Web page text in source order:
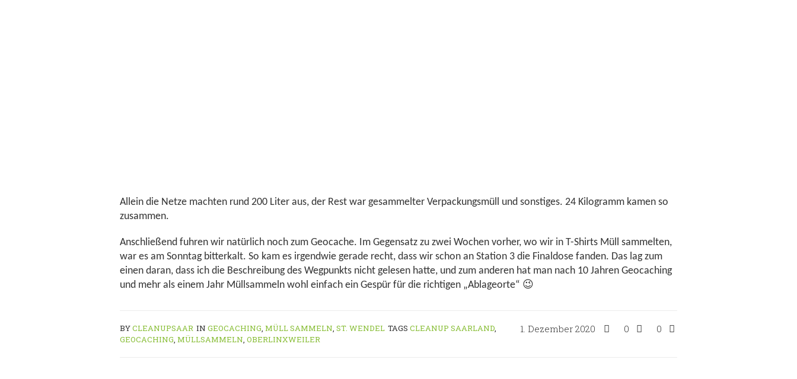
Allein die Netze machten rund 200 Liter aus, der Rest war gesammelter Verpackungsmüll und sonstiges. 24 Kilogramm kamen so
zusammen.
Anschließend fuhren wir natürlich noch zum Geocache. Im Gegensatz zu zwei Wochen vorher, wo wir in T-Shirts Müll sammelten,
war es am Sonntag bitterkalt. So kam es irgendwie gerade recht, dass wir schon an Station 3 die Finaldose fanden. Das lag zum
einen daran, dass ich die Beschreibung des Wegpunkts nicht gelesen hatte, und zum anderen hat man nach 10 Jahren Geocaching
und mehr als einem Jahr Müllsammeln wohl einfach ein Gespür für die richtigen „Ablageorte“ 😉
1. Dezember 2020 0 0
BYCLEANUPSAAR IN GEOCACHING, MÜLL SAMMELN, ST. WENDEL TAGS CLEANUP SAARLAND,
GEOCACHING, MÜLLSAMMELN, OBERLINXWEILER